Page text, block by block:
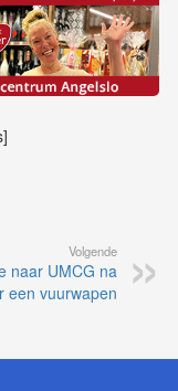
Volgende
naar UMCG na
een vuurwapen